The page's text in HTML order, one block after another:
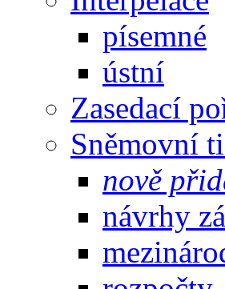
písemné
ústní
Zasedací
Sněmovní
nově
návrhy